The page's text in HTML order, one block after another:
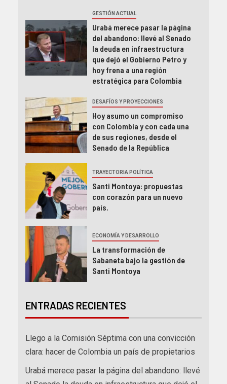
GESTIÓN ACTUAL
Urabá merece pasar la página
del abandono: llevé al Senado
la deuda en infraestructura
que dejó el Gobierno Petro y
hoy frena a una región
estratégica para Colombia
DESAFÍOS Y PROYECCIONES
Hoy asumo un compromiso
con Colombia y con cada una
de sus regiones, desde el
Senado de la República
TRAYECTORIA POLÍTICA
Santi Montoya: propuestas
con corazón para un nuevo
país.
ECONOMÍA Y DESARROLLO
La transformación de
Sabaneta bajo la gestión de
Santi Montoya
ENTRADAS RECIENTES
Llego a la Comisión Séptima con una convicción
clara: hacer de Colombia un país de propietarios
Urabá merece pasar la página del abandono: llevé